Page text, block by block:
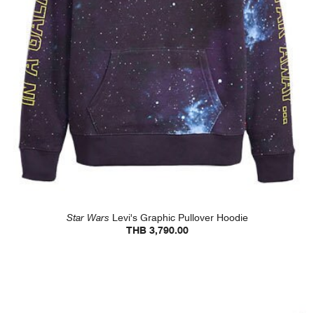
Star Wars Levi's Graphic Pullover Hoodie
THB 3,790.00